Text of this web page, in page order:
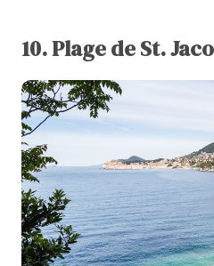
10. Plage de St.